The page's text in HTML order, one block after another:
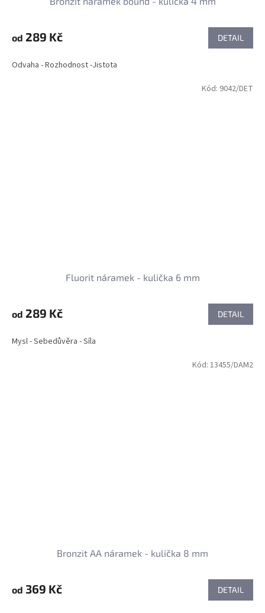
od 289 Kč DETAIL
Odvaha - Rozhodnost -Jistota
Fluorit náramek - kulička 6 mm
od 289 Kč DETAIL
Mysl - Sebedůvěra - Síla
Kód: 9042/DET
Bronzit AA náramek - kulička 8 mm
od 369 Kč DETAIL
Kód: 13455/DAM2